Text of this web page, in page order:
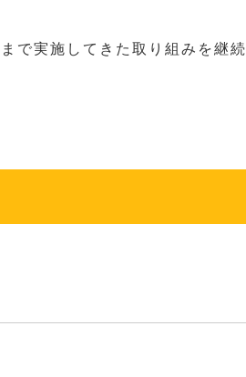
で実施してきた取り組みを継続